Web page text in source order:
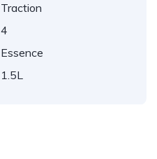
Traction
4
Essence
1.5L